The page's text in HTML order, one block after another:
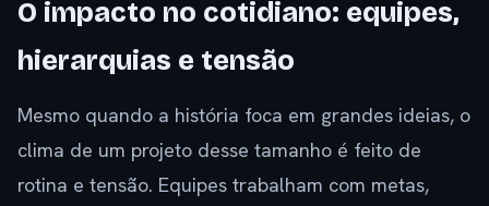
O impacto no cotidiano: equipes,
hierarquias e tensão
Mesmo quando a história foca em grandes ideias, o
clima de um projeto desse tamanho é feito de
rotina e tensão. Equipes trabalham com metas,